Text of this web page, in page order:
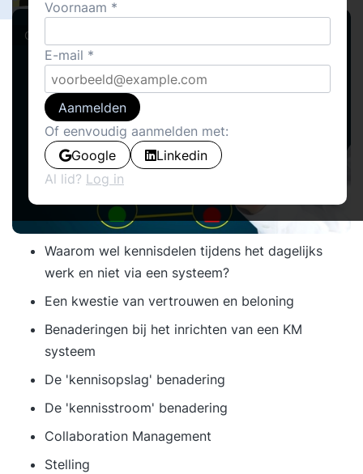
Cover stories
Waarom wel kennisdelen tijdens het dagelijks
werk en niet via een systeem?
Een kwestie van vertrouwen en beloning
Benaderingen bij het inrichten van een KM
systeem
De 'kennisopslag' benadering
De 'kennisstroom' benadering
Collaboration Management
Stelling
Voornaam
E-mail
Aanmelden
Of eenvoudig aanmelden met:
Google
Linkedin
Al lid? Log in